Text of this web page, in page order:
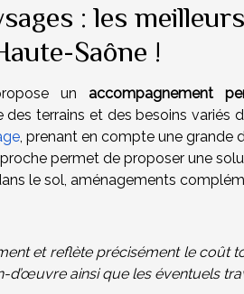
: les
Saône !
un accompagnement
terrains et des besoins variés
, prenant en compte une grande
permet de proposer une
le sol, aménagements
et reflète précisément le coût
d’œuvre ainsi que les éventuels